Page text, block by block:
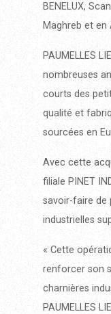
BENELUX,
Maghreb et en
PAUMELLES
nombreuses
courts des
qualité et
sourcées en
Avec cette
filiale PINET
savoir-faire de
industrielles
« Cette
renforcer son
charnières
PAUMELLES